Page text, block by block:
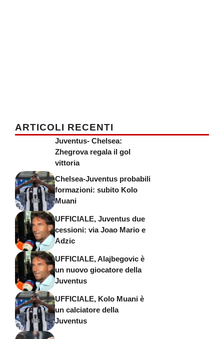
ARTICOLI RECENTI
Juventus- Chelsea:
Zhegrova regala il gol
vittoria
Chelsea-Juventus probabili
formazioni: subito Kolo
Muani
UFFICIALE, Juventus due
cessioni: via Joao Mario e
Adzic
UFFICIALE, Alajbegovic è
un nuovo giocatore della
Juventus
UFFICIALE, Kolo Muani è
un calciatore della
Juventus